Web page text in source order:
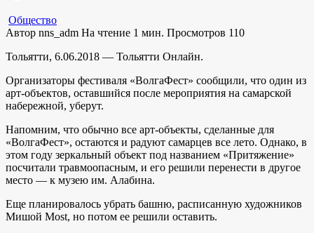
Общество
Автор nns_adm На чтение 1 мин. Просмотров 110
Тольятти, 6.06.2018 — Тольятти Онлайн.
Организаторы фестиваля «ВолгаФест» сообщили, что один из
арт-объектов, оставшийся после мероприятия на самарской
набережной, уберут.
Напомним, что обычно все арт-объекты, сделанные для
«ВолгаФест», остаются и радуют самарцев все лето. Однако, в
этом году зеркальный объект под названием «Притяжение»
посчитали травмоопасным, и его решили перенести в другое
место — к музею им. Алабина.
Еще планировалось убрать башню, расписанную художников
Мишой Most, но потом ее решили оставить.